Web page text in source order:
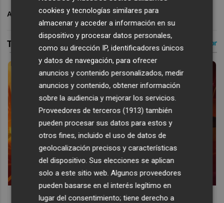
ARCHIVADO EN VALENCIA CF
Corepunk MMORPG
cookies y tecnologías similares para
almacenar y acceder a información en su
dispositivo y procesar datos personales,
como su dirección IP, identificadores únicos
y datos de navegación, para ofrecer
anuncios y contenido personalizados, medir
anuncios y contenido, obtener información
sobre la audiencia y mejorar los servicios.
Proveedores de terceros (1913) también
pueden procesar sus datos para estos y
otros fines, incluido el uso de datos de
geolocalización precisos y características
del dispositivo. Sus elecciones se aplican
solo a este sitio web. Algunos proveedores
pueden basarse en el interés legítimo en
lugar del consentimiento; tiene derecho a